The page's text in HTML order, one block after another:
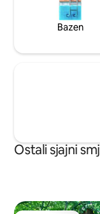
Bazen
Ostali sjajni